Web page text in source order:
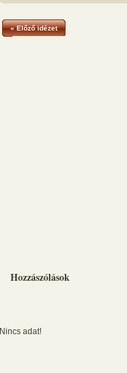
« Előző idézet
Hozzászólások
Nincs adat!